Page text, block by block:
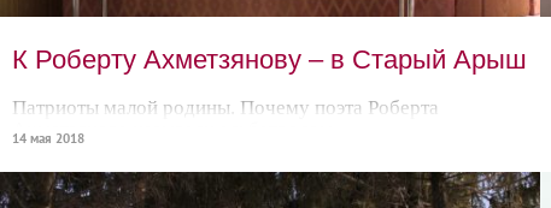
К Роберту Ахметзянову – в Старый Арыш
Патриоты малой родины. Почему поэта Роберта
Ахметзянова называли альбатросом
14 мая 2018